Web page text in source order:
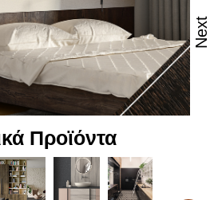
καθημερινού καθαρισμού
υγιεινή
αποχρωματισμό και το
χημικά
και αφή
Next
Προϊόντα